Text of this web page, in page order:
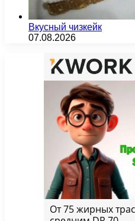
Вкусный чизкейк
07.08.2026